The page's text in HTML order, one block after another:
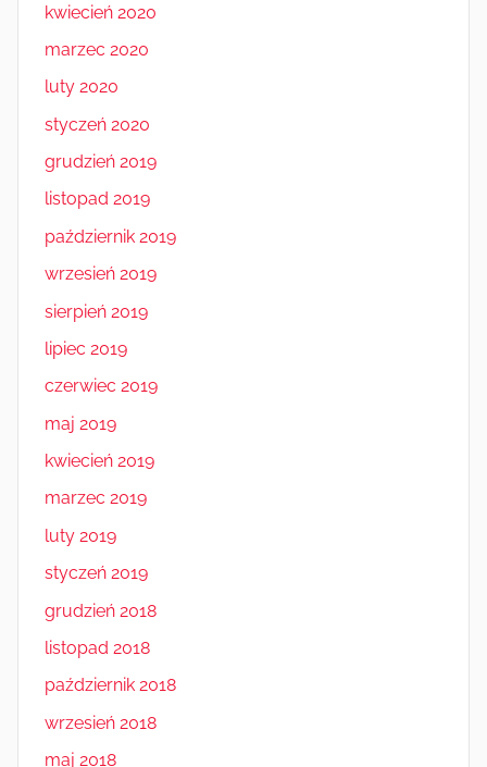
kwiecień 2020
marzec 2020
luty 2020
styczeń 2020
grudzień 2019
listopad 2019
październik 2019
wrzesień 2019
sierpień 2019
lipiec 2019
czerwiec 2019
maj 2019
kwiecień 2019
marzec 2019
luty 2019
styczeń 2019
grudzień 2018
listopad 2018
październik 2018
wrzesień 2018
maj 2018